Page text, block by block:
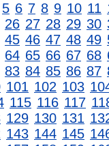
5 6 7 8 9 10 11
26 27 28 29 30
45 46 47 48 49
64 65 66 67 68
83 84 85 86 87
101 102 103
115 116 117
129 130 131
143 144 145